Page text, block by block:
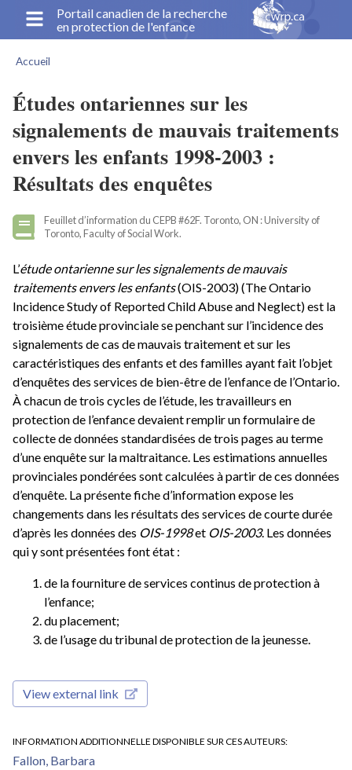
principal
Portail canadien de la recherche
en protection de l'enfance
d'Ariane
Accueil
Études ontariennes sur les
signalements de mauvais traitements
envers les enfants 1998-2003 :
Résultats des enquêtes
Feuillet d’information du CEPB #62F. Toronto, ON : University of
Toronto, Faculty of Social Work.
L’étude ontarienne sur les signalements de mauvais
traitements envers les enfants(OIS-2003) (The Ontario
Incidence Study of Reported Child Abuse and Neglect) est la
troisième étude provinciale se penchant sur l’incidence des
signalements de cas de mauvais traitement et sur les
caractéristiques des enfants et des familles ayant fait l’objet
d’enquêtes des services de bien-être de l’enfance de l’Ontario.
À chacun de trois cycles de l’étude, les travailleurs en
protection de l’enfance devaient remplir un formulaire de
collecte de données standardisées de trois pages au terme
d’une enquête sur la maltraitance. Les estimations annuelles
provinciales pondérées sont calculées à partir de ces données
d’enquête. La présente fiche d’information expose les
changements dans les résultats des services de courte durée
d’après les données des OIS-1998et OIS-2003. Les données
qui y sont présentées font état :
de la fourniture de services continus de protection à
l’enfance;
du placement;
de l’usage du tribunal de protection de la jeunesse.
View external link
INFORMATION ADDITIONNELLE DISPONIBLE SUR CES AUTEURS
Fallon, Barbara